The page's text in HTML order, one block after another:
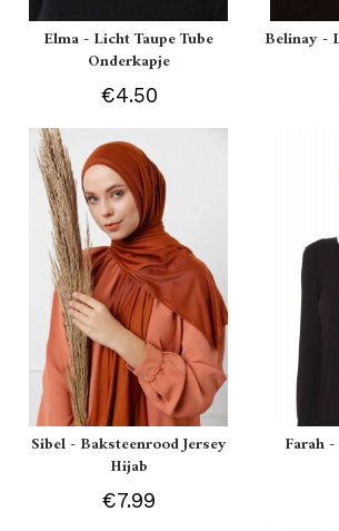
Elma - Licht Taupe Tube
Onderkapje
€4.50
Belinay -
Sibel - Baksteenrood Jersey
Hijab
€7.99
Farah